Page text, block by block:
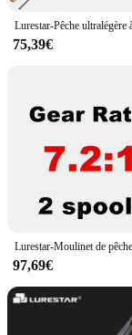
75,39€
97,69€